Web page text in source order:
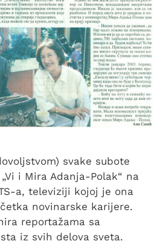
svake subote
i Mira Adanja-Polak“ na
a, televiziji kojoj je ona
novinarske karijere.
reportažama sa
iz svih delova sveta.